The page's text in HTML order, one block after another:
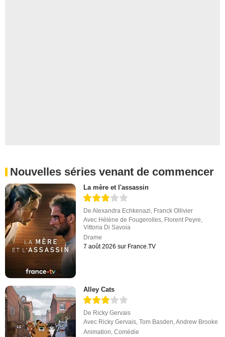
Nouvelles séries venant de commencer
La mère et l'assassin
DeAlexandra Echkenazi Franck Ollivier
Avec Hélène de Fougerolles Florent Peyre
Vittoria Di Savoia
Drame
7 août 2026 sur France.TV
Alley Cats
De Ricky Gervais
Avec Ricky Gervais,Tom Basden,Andrew Brooke
Animation,Comédie